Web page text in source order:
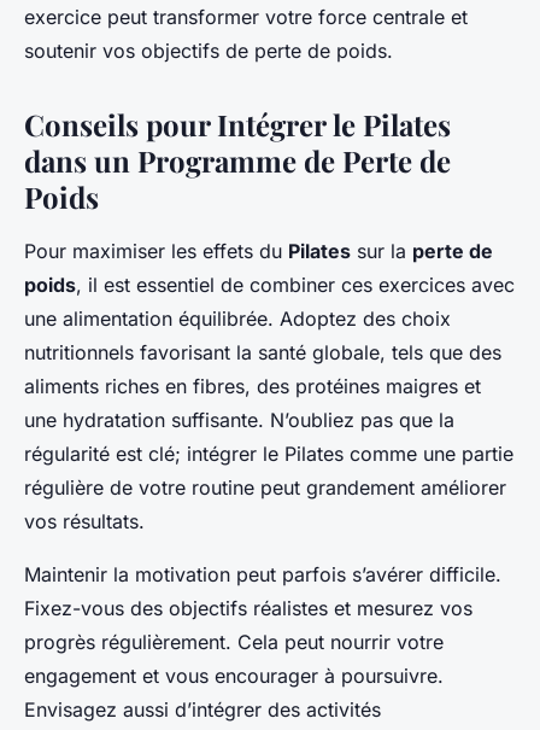
exercice peut transformer votre force centrale et
soutenir vos objectifs de perte de poids.
Conseils pour Intégrer le Pilates
dans un Programme de Perte de
Poids
Pour maximiser les effets du Pilates sur la perte de
poids, il est essentiel de combiner ces exercices avec
une alimentation équilibrée. Adoptez des choix
nutritionnels favorisant la santé globale, tels que des
aliments riches en fibres, des protéines maigres et
une hydratation suffisante. N’oubliez pas que la
régularité est clé; intégrer le Pilates comme une partie
régulière de votre routine peut grandement améliorer
vos résultats.
Maintenir la motivation peut parfois s’avérer difficile.
Fixez-vous des objectifs réalistes et mesurez vos
progrès régulièrement. Cela peut nourrir votre
engagement et vous encourager à poursuivre.
Envisagez aussi d’intégrer des activités